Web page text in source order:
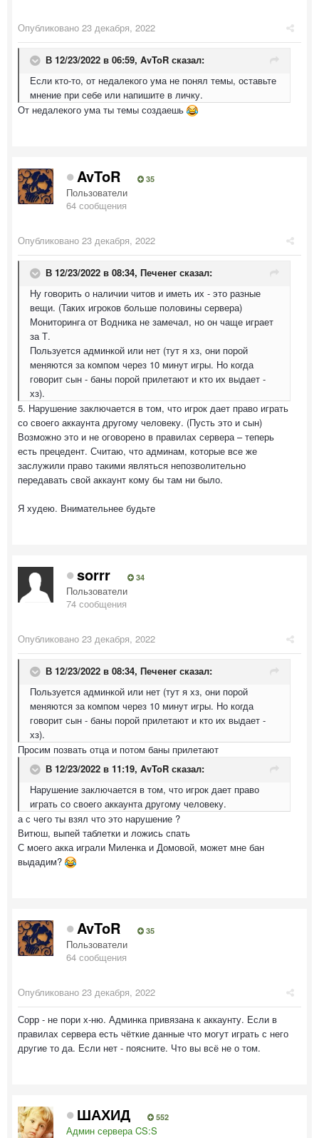
Опубликовано 23 декабря, 2022
В 12/23/2022 в 06:59, AvToR сказал:
Если кто-то, от недалекого ума не понял темы, оставьте
мнение при себе или напишите в личку.
От недалекого ума ты темы создаешь
AvToR 35
Пользователи
64 сообщения
Опубликовано 23 декабря, 2022
В 12/23/2022 в 08:34, Печенег сказал:
Ну говорить о наличии читов и иметь их - это разные
вещи. (Таких игроков больше половины сервера)
Мониторинга от Водника не замечал, но он чаще играет
за Т.
Пользуется админкой или нет (тут я хз, они порой
меняются за компом через 10 минут игры. Но когда
говорит сын - баны порой прилетают и кто их выдает -
хз).
5. Нарушение заключается в том, что игрок дает право играть
со своего аккаунта другому человеку. (Пусть это и сын)
Возможно это и не оговорено в правилах сервера – теперь
есть прецедент. Считаю, что админам, которые все же
заслужили право такими являться непозволительно
передавать свой аккаунт кому бы там ни было.
Я худею. Внимательнее будьте
sorrr 34
Пользователи
74 сообщения
Опубликовано 23 декабря, 2022
В 12/23/2022 в 08:34, Печенег сказал:
Пользуется админкой или нет (тут я хз, они порой
меняются за компом через 10 минут игры. Но когда
говорит сын - баны порой прилетают и кто их выдает -
хз).
Просим позвать отца и потом баны прилетают
В 12/23/2022 в 11:19, AvToR сказал:
Нарушение заключается в том, что игрок дает право
играть со своего аккаунта другому человеку.
а с чего ты взял что это нарушение ?
Витюш, выпей таблетки и ложись спать
С моего акка играли Миленка и Домовой, может мне бан
выдадим?
AvToR 35
Пользователи
64 сообщения
Опубликовано 23 декабря, 2022
Сорр - не пори х-ню. Админка привязана к аккаунту. Если в
правилах сервера есть чёткие данные что могут играть с него
другие то да. Если нет - поясните. Что вы всё не о том.
ШАХИД 552
Админ сервера CS:S